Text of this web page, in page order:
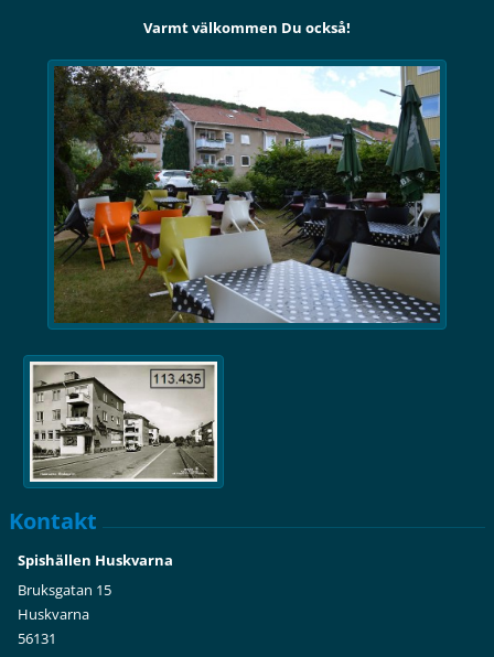
Varmt välkommen Du också!
Kontakt
Spishällen Huskvarna
Bruksgatan 15
Huskvarna
56131